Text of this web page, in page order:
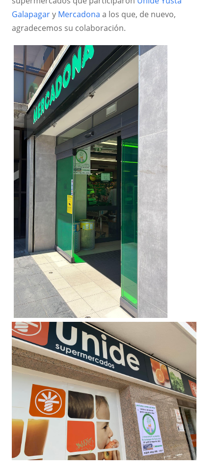
Galapagary Mercadona a los que, de nuevo,
agradecemos su colaboración.